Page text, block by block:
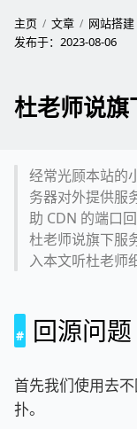
主页 文章
网站搭建
发布于： 2023-08-06
杜老师说
经常光顾本站的
务器对外提供服
助 CDN 的端口
杜老师说旗下服
入本文听杜老师
回源问题
首先我们使用去
扑。